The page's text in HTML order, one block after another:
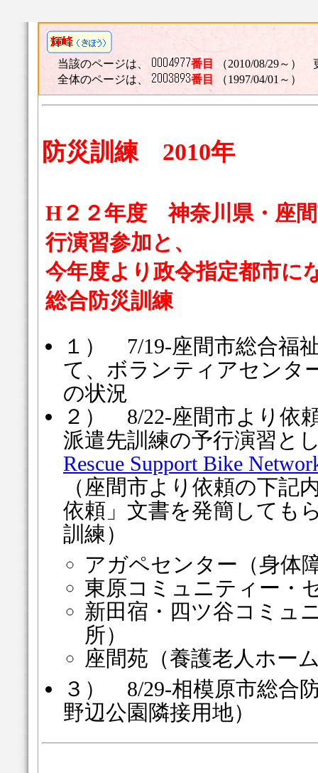
当該のページは、 番目
（2010/08/29～）
全体のページは、
番目 （1997/04/01～）
防災訓練 2010年
H２２年度 神奈川県・座
行演習参加と、
今年度より政令指定都市に
総合防災訓練
１） 7/19-座間市総合福
て、ボランティアセンタ
の状況
２） 8/22-座間市より依
派遣先訓練の予行演習と
Rescue Support Bike
（座間市より依頼の下記
依頼」文書を発簡しても
訓練）
アガペセンター（身体
東原コミュニティー・
新田宿・四ツ谷コミュ
所）
座間苑（養護老人ホー
３） 8/29-相模原市総
野辺公園隣接用地）